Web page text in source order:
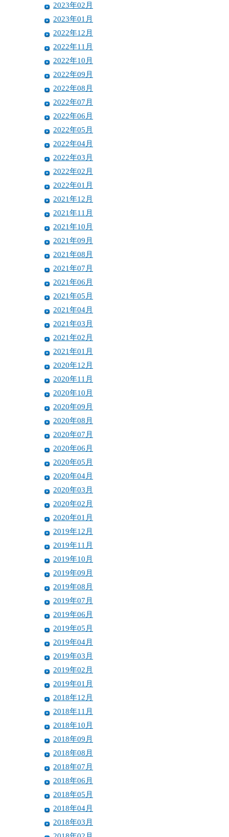
2023年02月
2023年01月
2022年12月
2022年11月
2022年10月
2022年09月
2022年08月
2022年07月
2022年06月
2022年05月
2022年04月
2022年03月
2022年02月
2022年01月
2021年12月
2021年11月
2021年10月
2021年09月
2021年08月
2021年07月
2021年06月
2021年05月
2021年04月
2021年03月
2021年02月
2021年01月
2020年12月
2020年11月
2020年10月
2020年09月
2020年08月
2020年07月
2020年06月
2020年05月
2020年04月
2020年03月
2020年02月
2020年01月
2019年12月
2019年11月
2019年10月
2019年09月
2019年08月
2019年07月
2019年06月
2019年05月
2019年04月
2019年03月
2019年02月
2019年01月
2018年12月
2018年11月
2018年10月
2018年09月
2018年08月
2018年07月
2018年06月
2018年05月
2018年04月
2018年03月